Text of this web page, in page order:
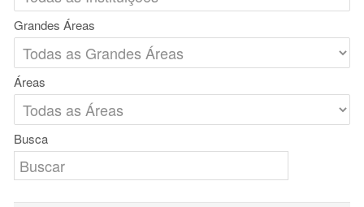
Grandes Áreas
Áreas
Busca